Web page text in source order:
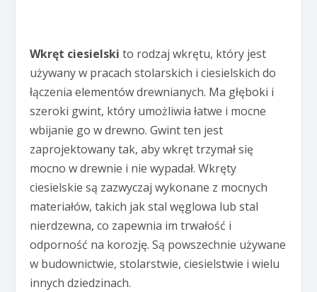
Wkręt ciesielski to rodzaj wkrętu, który jest
używany w pracach stolarskich i ciesielskich do
łączenia elementów drewnianych. Ma głęboki i
szeroki gwint, który umożliwia łatwe i mocne
wbijanie go w drewno. Gwint ten jest
zaprojektowany tak, aby wkręt trzymał się
mocno w drewnie i nie wypadał. Wkręty
ciesielskie są zazwyczaj wykonane z mocnych
materiałów, takich jak stal węglowa lub stal
nierdzewna, co zapewnia im trwałość i
odporność na korozję. Są powszechnie używane
w budownictwie, stolarstwie, ciesielstwie i wielu
innych dziedzinach.